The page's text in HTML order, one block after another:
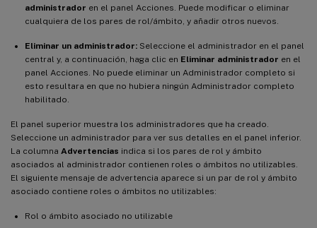
administrador en el panel Acciones. Puede modificar o eliminar
cualquiera de los pares de rol/ámbito, y añadir otros nuevos.
Eliminar un administrador: Seleccione el administrador en el panel
central y, a continuación, haga clic en Eliminar administrador en el
panel Acciones. No puede eliminar un Administrador completo si
esto resultara en que no hubiera ningún Administrador completo
habilitado.
El panel superior muestra los administradores que ha creado.
Seleccione un administrador para ver sus detalles en el panel inferior.
La columna Advertencias indica si los pares de rol y ámbito
asociados al administrador contienen roles o ámbitos no utilizables.
El siguiente mensaje de advertencia aparece si un par de rol y ámbito
asociado contiene roles o ámbitos no utilizables:
Rol o ámbito asociado no utilizable